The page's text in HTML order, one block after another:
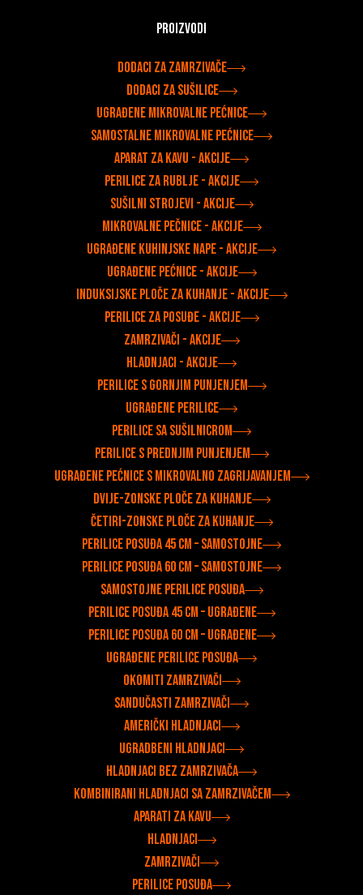
Proizvodi
Dodaci za zamrzivače
Dodaci za sušilice
Ugrađene mikrovalne pećnice
Samostalne mikrovalne pećnice
Aparat za kavu - Akcije
Perilice za rublje - Akcije
Sušilni strojevi - Akcije
Mikrovalne pečnice - Akcije
Ugrađene kuhinjske nape - Akcije
Ugrađene pećnice - Akcije
Induksijske ploče za kuhanje - Akcije
Perilice za posuđe - Akcije
Zamrzivači - Akcije
Hladnjaci - Akcije
Perilice s gornjim punjenjem
Ugrađene perilice
Perilice sa sušilnicrom
Perilice s prednjim punjenjem
Ugrađene pećnice s mikrovalno zagrijavanjem
Dvije-zonske ploče za kuhanje
Četiri-zonske ploče za kuhanje
Perilice posuđa 45 cm – samostojne
Perilice posuđa 60 cm – samostojne
Samostojne perilice posuđa
Perilice posuđa 45 cm – ugrađene
Perilice posuđa 60 cm – ugrađene
Ugrađene perilice posuđa
Okomiti zamrzivači
Sandučasti zamrzivači
Američki hladnjaci
Ugradbeni hladnjaci
Hladnjaci bez zamrzivača
Kombinirani hladnjaci sa zamrzivačem
Aparati za kavu
Hladnjaci
Zamrzivači
Perilice posuđa